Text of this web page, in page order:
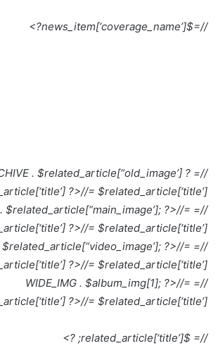
//=$news_item[‘coverage_name’]?>
. $related_article[“old_image’] ?
?>//= $related_article[‘title’] ?>
//= WIDE_IMG . $related_article[“main_image’]; ?>
//=
?>//= $related_article[‘title’] ?>
//= WIDE_IMG . $related_article[“video_image’]; ?>
//=
?>//= $related_article[‘title’] ?>
//= WIDE_IMG . $album_img[1]; ?>
//=
?>//= $related_article[‘title’] ?>
//= $related_article[‘title’]; ?>